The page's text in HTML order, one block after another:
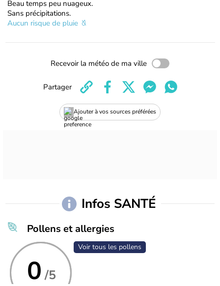
Beau temps peu nuageux.
Sans précipitations.
Aucun risque de pluie
Recevoir la météo de ma ville
Ajouter à vos sources préférées
Partager
Infos SANTÉ
Pollens et allergies
0 /5
Voir tous les pollens